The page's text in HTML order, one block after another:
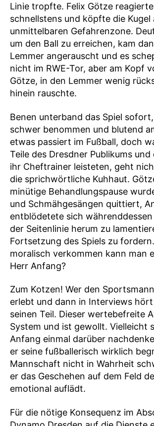
Linie tropfte. Felix Götze
schnellstens und köpfte die Kugel
unmittelbaren Gefahrenzone.
um den Ball zu erreichen, kam
Lemmer angerauscht und es
nicht im RWE-Tor, aber am Kopf
Götze, in den Lemmer wenig
hinein rauschte.
Benen unterband das Spiel
schwer benommen und blutend
etwas passiert im Fußball, doch
Teile des Dresdner Publikums
ihr Cheftrainer leisteten, geht
die sprichwörtliche Kuhhaut.
minütige Behandlungspause
und Schmähgesängen quittiert,
entblödetete sich
der Seitenlinie herum zu
Fortsetzung des Spiels zu
moralisch verkommen kann man
Herr Anfang?
Zum Kotzen! Wer den
erlebt und dann in Interviews
seinen Teil. Dieser wertebefreite
System und ist gewollt. Vielleicht
Anfang einmal darüber
er seine fußballerisch wirklich
Mannschaft nicht in Wahrheit
er das Geschehen auf dem Feld
emotional auflädt.
Für die nötige Konsequenz im